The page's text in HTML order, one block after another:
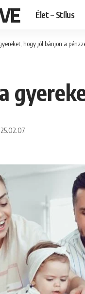
Élet – Stílus
hogy jól bánjon a